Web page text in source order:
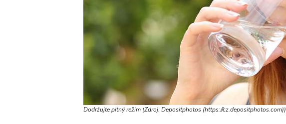
Dodržujte pitný režim (Zdroj: Depositphotos (https://cz.depositphotos.com))